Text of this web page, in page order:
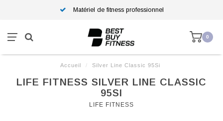
Matériel de fitness professionnel
0
Accueil / Silver Line Classic 95Si
LIFE FITNESS SILVER LINE CLASSIC
95SI
LIFE FITNESS